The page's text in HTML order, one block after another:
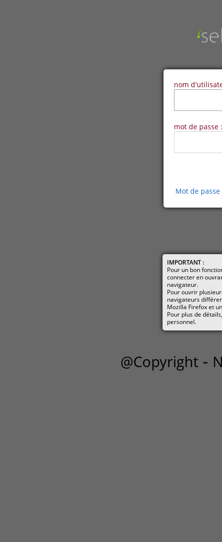
nom
mot de passe
Mot de
IMPORTANT :
Pour un bon
connecter en
navigateur.
Pour ouvrir
navigateurs
Mozilla Firefox et
Pour plus de
personnel.
@Copyright -